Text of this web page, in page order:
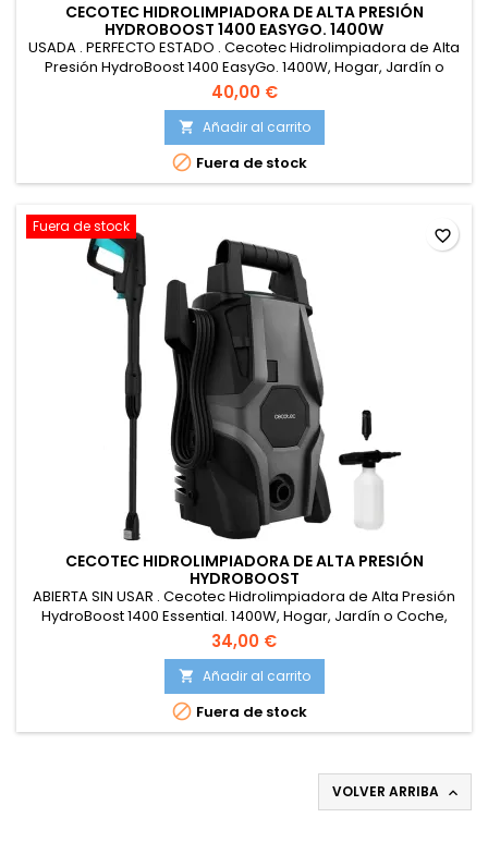
CECOTEC HIDROLIMPIADORA DE ALTA PRESIÓN
HYDROBOOST 1400 EASYGO. 1400W
USADA . PERFECTO ESTADO . Cecotec Hidrolimpiadora de Alta
Presión HydroBoost 1400 EasyGo. 1400W, Hogar, Jardín o
Coche, Caudal de 426l/h, 105 Bares de Presión, Bomba de
Aluminio, Ruedas, Radio de Acción 11m
40,00 €
 Añadir al carrito
 Fuera de stock
Fuera de stock
CECOTEC HIDROLIMPIADORA DE ALTA PRESIÓN
HYDROBOOST
ABIERTA SIN USAR . Cecotec Hidrolimpiadora de Alta Presión
HydroBoost 1400 Essential. 1400W, Hogar, Jardín o Coche,
Caudal de 426 l/h, Presión 105Bares, Bomba de Aluminio,
Radio de Acción 9 Metros
34,00 €
 Añadir al carrito
 Fuera de stock
favorite_border
VOLVER ARRIBA 